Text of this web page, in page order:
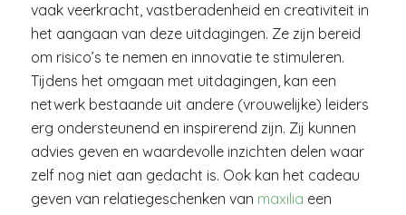
vaak veerkracht, vastberadenheid en creativiteit in
het aangaan van deze uitdagingen. Ze zijn bereid
om risico’s te nemen en innovatie te stimuleren.
Tijdens het omgaan met uitdagingen, kan een
netwerk bestaande uit andere (vrouwelijke) leiders
erg ondersteunend en inspirerend zijn. Zij kunnen
advies geven en waardevolle inzichten delen waar
zelf nog niet aan gedacht is. Ook kan het cadeau
geven van relatiegeschenken van maxilia een